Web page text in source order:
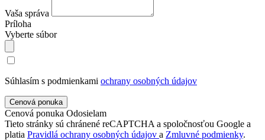
Vaša správa
Príloha
Vyberte súbor
Súhlasím s podmienkami ochrany osobných údajov
Cenová ponuka Odosielam
Tieto stránky sú chránené reCAPTCHA a spoločnosťou Google a
platia Pravidlá ochrany osobných údajov a Zmluvné podmienky.